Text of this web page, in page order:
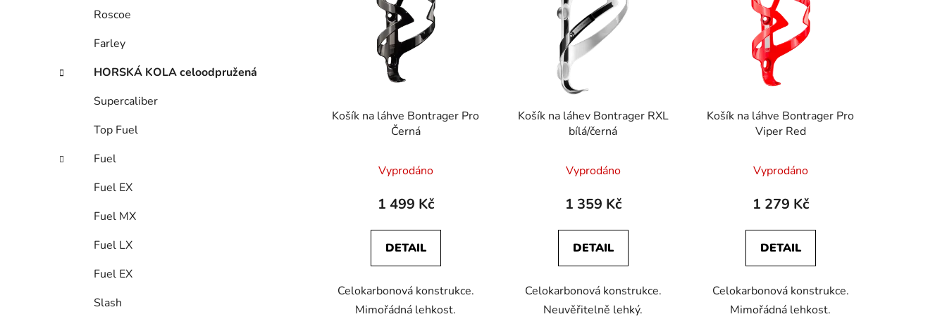
Roscoe
Farley
HORSKÁ KOLA celoodpružená
Supercaliber
Top Fuel
Fuel
Fuel EX
Fuel MX
Fuel LX
Fuel EX
Slash
k
Košík na láhve Bontrager Pro
Černá
Vyprodáno
1 499 Kč
DETAIL
Celokarbonová konstrukce.
Mimořádná lehkost.
Košík na láhev Bontrager RXL
bílá/černá
Vyprodáno
1 359 Kč
DETAIL
Celokarbonová konstrukce.
Neuvěřitelně lehký.
Košík na láhve Bontrager Pro
Viper Red
Vyprodáno
1 279 Kč
DETAIL
Celokarbonová konstrukce.
Mimořádná lehkost.